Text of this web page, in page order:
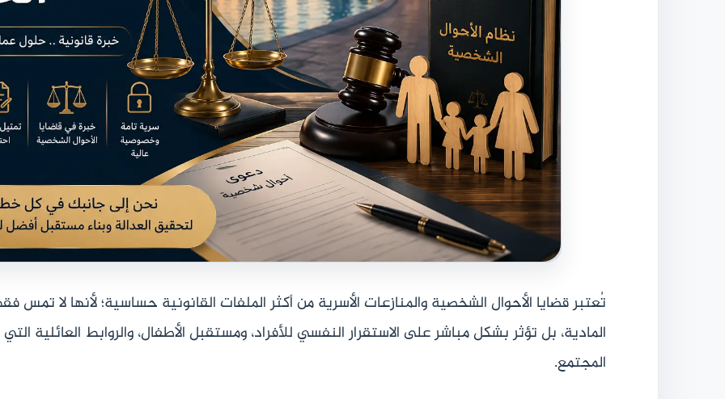
تُعتبر قضايا الأحوال الشخصية والمنازعات الأسرية من أكثر الملفات القانونية حساسية؛ لأنها لا تمس
المادية، بل تؤثر بشكل مباشر على الاستقرار النفسي للأفراد، ومستقبل الأطفال، والروابط العائلية
المجتمع.